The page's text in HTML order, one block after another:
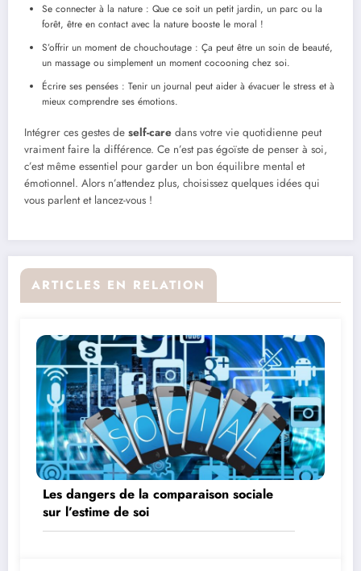
Se connecter à la nature : Que ce soit un petit jardin, un parc ou la
forêt, être en contact avec la nature booste le moral !
S’offrir un moment de chouchoutage : Ça peut être un soin de beauté,
un massage ou simplement un moment cocooning chez soi.
Écrire ses pensées : Tenir un journal peut aider à évacuer le stress et à
mieux comprendre ses émotions.
Intégrer ces gestes de self-care dans votre vie quotidienne peut
vraiment faire la différence. Ce n’est pas égoïste de penser à soi,
c’est même essentiel pour garder un bon équilibre mental et
émotionnel. Alors n’attendez plus, choisissez quelques idées qui
vous parlent et lancez-vous !
ARTICLES EN RELATION
Les dangers de la comparaison sociale
sur l’estime de soi